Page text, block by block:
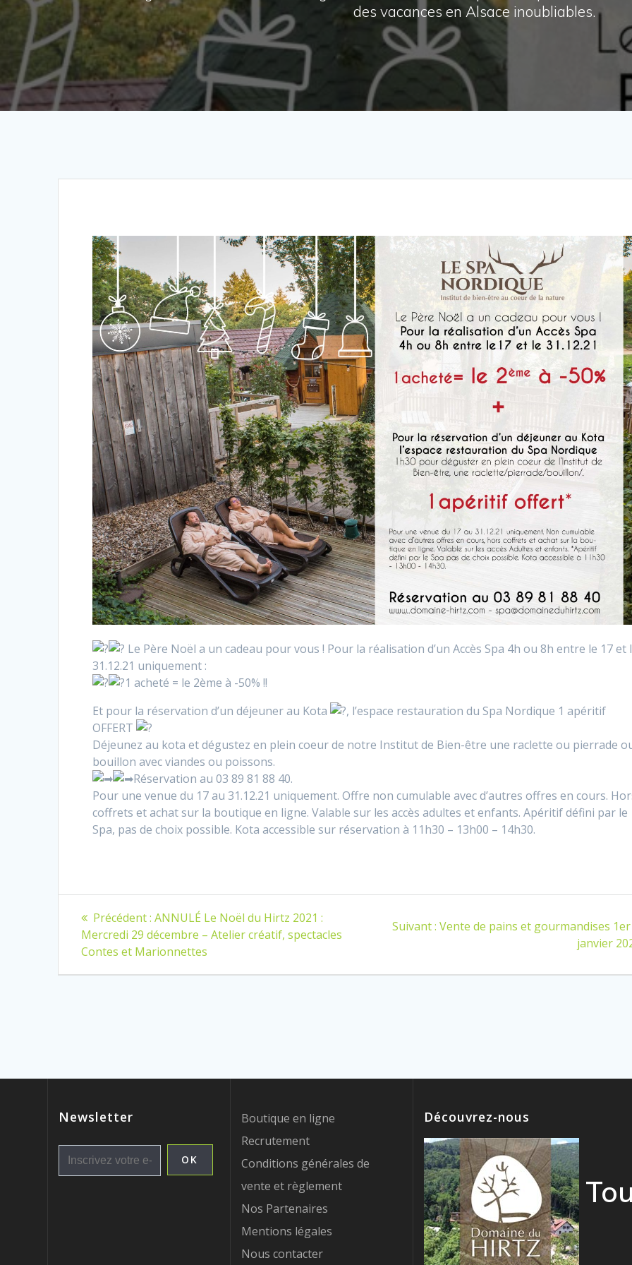
des vacances en Alsace inoubliables.
Le Père Noël a un cadeau pour vous ! Pour la réalisation d’un Accès Spa 4h ou 8h entre le 17 et
31.12.21 uniquement :
1 acheté = le 2ème à -50% !!
Et pour la réservation d’un déjeuner au Kota
, l’espace restauration du Spa Nordique 1 apéritif
OFFERT
Déjeunez au kota et dégustez en plein coeur de notre Institut de Bien-être une raclette ou pierrade
bouillon avec viandes ou poissons.
Réservation au 03 89 81 88 40.
Pour une venue du 17 au 31.12.21 uniquement. Offre non cumulable avec d’autres offres en cours.
coffrets et achat sur la boutique en ligne. Valable sur les accès adultes et enfants. Apéritif défini par le
Spa, pas de choix possible. Kota accessible sur réservation à 11h30 – 13h00 – 14h30.
Navigation
de
l’article
Précédent : Article
précédent
:
ANNULÉ Le Noël du Hirtz 2021 :
Mercredi 29 décembre – Atelier créatif, spectacles
Contes et Marionnettes
Suivant : Article
Vente de pains et gourmandises
janvier
Newsletter
Boutique en ligne
Recrutement
Conditions générales de
vente et règlement
Nos Partenaires
Mentions légales
Nous contacter
Découvrez-nous